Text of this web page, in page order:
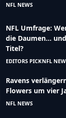
NFL NEWS
NFL Umfrage:
die Daumen…
Titel?
EDITORS PICKNFL
Ravens
Flowers um vier
NFL NEWS